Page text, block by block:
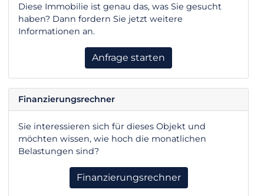
Diese Immobilie ist genau das, was Sie gesucht
haben? Dann fordern Sie jetzt weitere
Informationen an.
Anfrage starten
Finanzierungsrechner
Sie interessieren sich für dieses Objekt und
möchten wissen, wie hoch die monatlichen
Belastungen sind?
Finanzierungsrechner